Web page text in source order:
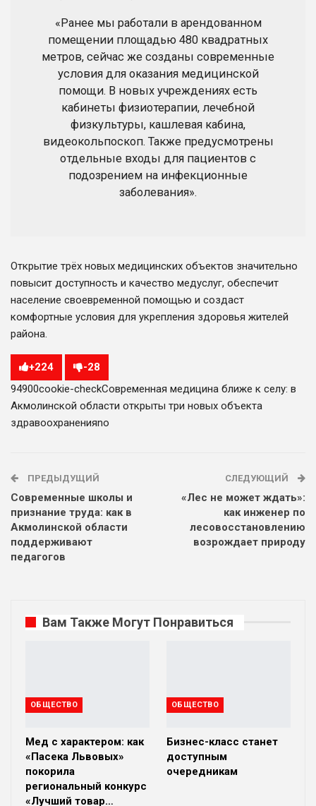
«Ранее мы работали в арендованном
помещении площадью 480 квадратных
метров, сейчас же созданы современные
условия для оказания медицинской
помощи. В новых учреждениях есть
кабинеты физиотерапии, лечебной
физкультуры, кашлевая кабина,
видеокольпоскоп. Также предусмотрены
отдельные входы для пациентов с
подозрением на инфекционные
заболевания».
Открытие трёх новых медицинских объектов значительно
повысит доступность и качество медуслуг, обеспечит
население своевременной помощью и создаст
комфортные условия для укрепления здоровья жителей
района.
+224 -28
94900cookie-checkСовременная медицина ближе к селу: в
Акмолинской области открыты три новых объекта
здравоохраненияno
ПРЕДЫДУЩИЙ
Современные школы и
признание труда: как в
Акмолинской области
поддерживают
педагогов
СЛЕДУЮЩИЙ
«Лес не может ждать»:
как инженер по
лесовосстановлению
возрождает природу
Вам Также Могут Понравиться
ОБЩЕСТВО
Мед с характером: как
«Пасека Львовых»
покорила
региональный конкурс
«Лучший товар…
ОБЩЕСТВО
Бизнес-класс станет
доступным
очередникам